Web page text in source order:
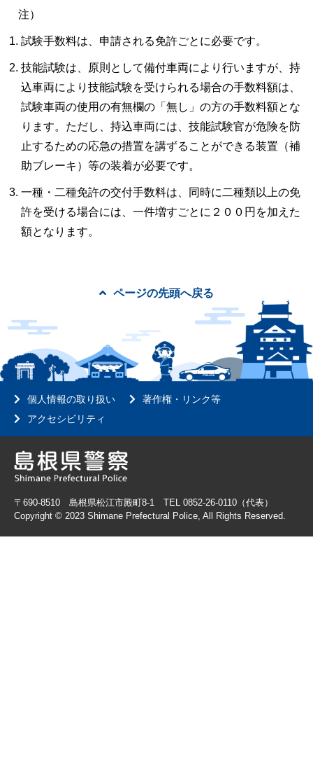
注）
試験手数料は、申請される免許ごとに必要です。
技能試験は、原則として備付車両により行いますが、持
込車両により技能試験を受けられる場合の手数料額は、
試験車両の使用の有無欄の「無し」の方の手数料額とな
ります。ただし、持込車両には、技能試験官が危険を防
止するための応急の措置を講ずることができる装置（補
助ブレーキ）等の装着が必要です。
一種・二種免許の交付手数料は、同時に二種類以上の免
許を受ける場合には、一件増すごとに２００円を加えた
額となります。
ページの先頭へ戻る
個人情報の取り扱い
著作権・リンク等
アクセシビリティ
〒690-8510 島根県松江市殿町8-1 TEL 0852-26-0110（代表）
Copyright © 2023 Shimane Prefectural Police, All Rights Reserved.